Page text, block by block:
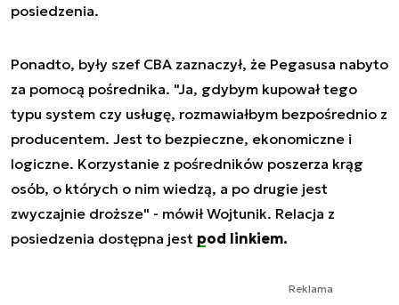
posiedzenia.
Ponadto, były szef CBA zaznaczył, że Pegasusa nabyto
za pomocą pośrednika. "Ja, gdybym kupował tego
typu system czy usługę, rozmawiałbym bezpośrednio z
producentem. Jest to bezpieczne, ekonomiczne i
logiczne. Korzystanie z pośredników poszerza krąg
osób, o których o nim wiedzą, a po drugie jest
zwyczajnie droższe" - mówił Wojtunik. Relacja z
posiedzenia dostępna jest pod linkiem.
Reklama